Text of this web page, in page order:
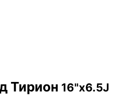
Тирион 16"x6.5J